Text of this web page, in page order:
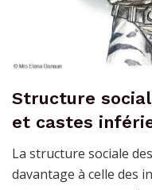
Structure
et castes
La structure sociale
davantage à celle des